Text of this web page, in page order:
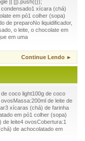
|| []).push({});
condensado1 xícara (chá)
em pó1 colher (sopa)
de preparoNo liquidificador,
o leite, o chocolate em
em uma
Continue Lendo ►
coco light100g de coco
de leite de
xícaras (chá) de farinha
em pó1 colher (sopa)
leite4 ovosCobertura:1
de achocolatado em